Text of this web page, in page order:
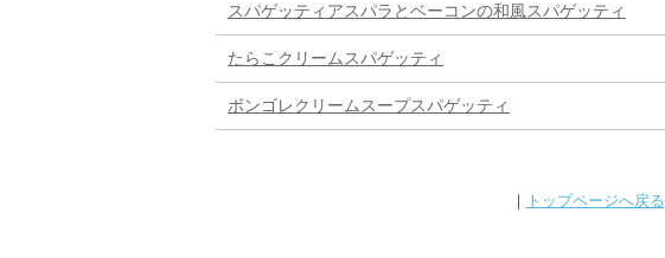
スパゲッティアスパラとベーコンの和風スパゲッティ
たらこクリームスパゲッティ
ボンゴレクリームスープスパゲッティ
｜ トップページへ戻る